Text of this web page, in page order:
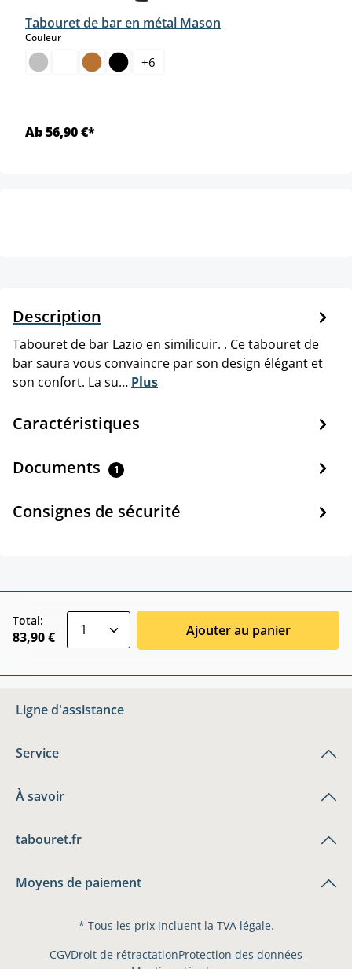
Tabouret de bar en métal Mason
Couleurselect
+6
Ab 56,90 €*
Description
Tabouret de bar Lazio en similicuir. . Ce tabouret de
bar saura vous convaincre par son design élégant et
son confort. La su… Plus
Caractéristiques
Documents 1
Consignes de sécurité
Total:
83,90 € Ajouter au panier
Ligne d'assistance
Service
À savoir
tabouret.fr
Moyens de paiement
* Tous les prix incluent la TVA légale.
CGVDroit de rétractationProtection des données